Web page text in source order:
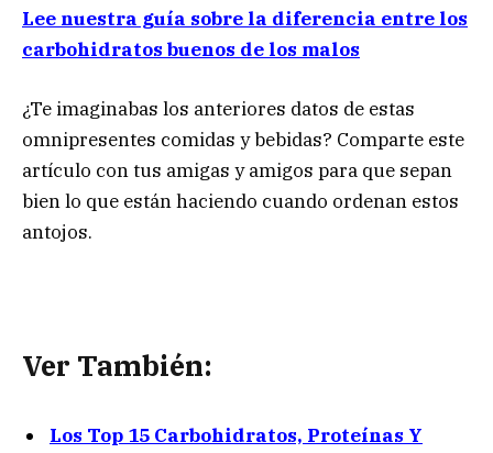
Lee nuestra guía sobre la diferencia entre los
carbohidratos buenos de los malos
¿Te imaginabas los anteriores datos de estas
omnipresentes comidas y bebidas? Comparte este
artículo con tus amigas y amigos para que sepan
bien lo que están haciendo cuando ordenan estos
antojos.
Ver También:
Los Top 15 Carbohidratos, Proteínas Y